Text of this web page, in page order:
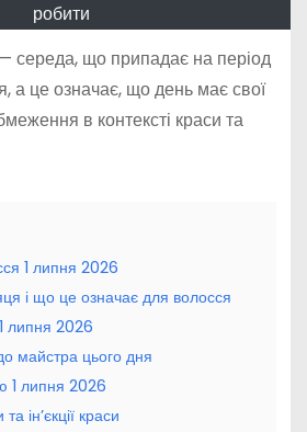
робити
середа, що припадає на період
а це означає, що день має свої
в контексті краси та
1 липня 2026
і що це означає для волосся
липня 2026
майстра цього дня
1 липня 2026
ін’єкції краси